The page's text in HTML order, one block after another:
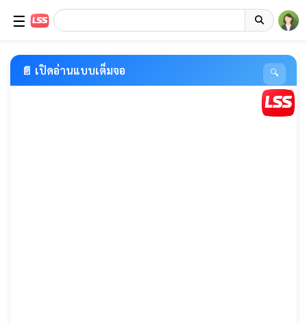
☰
📄 เปิดอ่านแบบเต็มจอ 🔍